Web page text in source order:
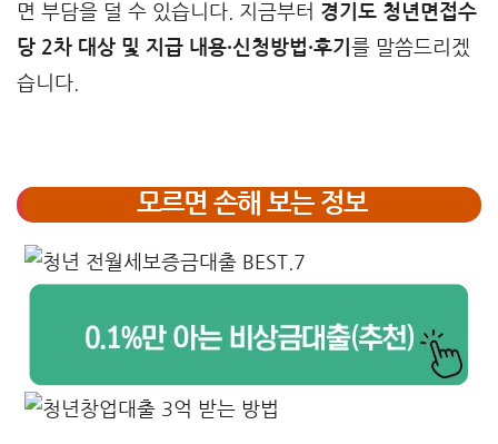
면 부담을 덜 수 있습니다. 지금부터 경기도 청년면접수
당 2차 대상 및 지급 내용·신청방법·후기 를 말씀드리겠
습니다.
모르면 손해 보는 정보